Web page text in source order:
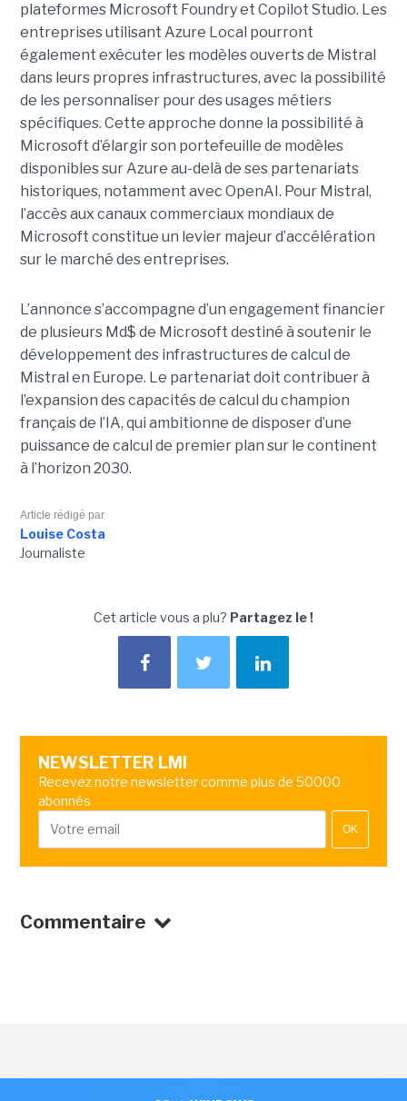
plateformes Microsoft Foundry et Copilot Studio. Les
entreprises utilisant Azure Local pourront
également exécuter les modèles ouverts de Mistral
dans leurs propres infrastructures, avec la possibilité
de les personnaliser pour des usages métiers
spécifiques. Cette approche donne la possibilité à
Microsoft d’élargir son portefeuille de modèles
disponibles sur Azure au-delà de ses partenariats
historiques, notamment avec OpenAI. Pour Mistral,
l’accès aux canaux commerciaux mondiaux de
Microsoft constitue un levier majeur d’accélération
sur le marché des entreprises.
L’annonce s’accompagne d’un engagement financier
de plusieurs Md$ de Microsoft destiné à soutenir le
développement des infrastructures de calcul de
Mistral en Europe. Le partenariat doit contribuer à
l’expansion des capacités de calcul du champion
français de l’IA, qui ambitionne de disposer d’une
puissance de calcul de premier plan sur le continent
à l’horizon 2030.
Article rédigé par
Louise Costa
Journaliste
Cet article vous a plu? Partagez le !
NEWSLETTER LMI
Recevez notre newsletter comme plus de 50000
abonnés
OK
Commentaire